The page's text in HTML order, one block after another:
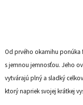
Od prvého okamihu ponúka
s jemnou jemnosťou. Jeho
vytvárajú plný a sladký
ktorý napriek svojej krátkej